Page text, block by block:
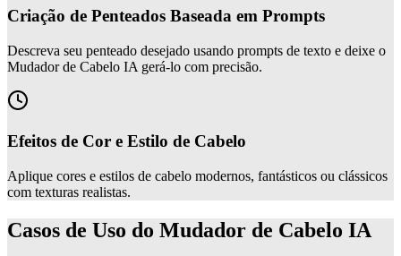
Criação de Penteados Baseada em Prompts
Descreva seu penteado desejado usando prompts de texto e deixe o
Mudador de Cabelo IA gerá-lo com precisão.
Efeitos de Cor e Estilo de Cabelo
Aplique cores e estilos de cabelo modernos, fantásticos ou clássicos
com texturas realistas.
Casos de Uso do Mudador de Cabelo IA